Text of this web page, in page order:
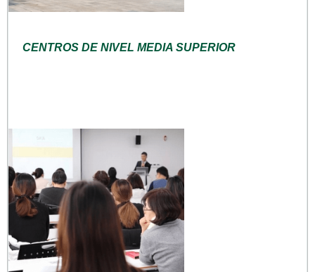
CENTROS DE NIVEL MEDIA SUPERIOR